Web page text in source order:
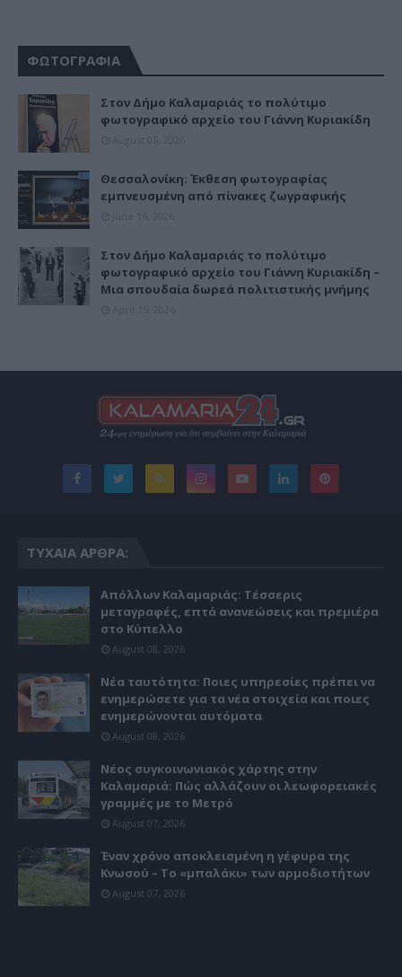
ΦΩΤΟΓΡΑΦΙΑ
Στον Δήμο Καλαμαριάς το πολύτιμο
φωτογραφικό αρχείο του Γιάννη Κυριακίδη
Θεσσαλονίκη: Έκθεση φωτογραφίας
εμπνευσμένη από πίνακες ζωγραφικής
Στον Δήμο Καλαμαριάς το πολύτιμο
φωτογραφικό αρχείο του Γιάννη Κυριακίδη –
Μια σπουδαία δωρεά πολιτιστικής μνήμης
ΤΥΧΑΊΑ ΆΡΘΡΑ:
Απόλλων Καλαμαριάς: Τέσσερις
μεταγραφές, επτά ανανεώσεις και πρεμιέρα
στο Κύπελλο
August 08, 2026
Νέα ταυτότητα: Ποιες υπηρεσίες πρέπει να
ενημερώσετε για τα νέα στοιχεία και ποιες
ενημερώνονται αυτόματα
August 08, 2026
Νέος συγκοινωνιακός χάρτης στην
Καλαμαριά: Πώς αλλάζουν οι λεωφορειακές
γραμμές με το Μετρό
August 07, 2026
Έναν χρόνο αποκλεισμένη η γέφυρα της
Κνωσού – Το «μπαλάκι» των αρμοδιοτήτων
August 07, 2026